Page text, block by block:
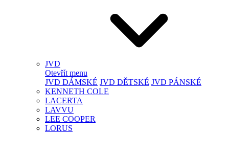
JVD
Otevřít menu
JVD DÁMSKÉ JVD DĚTSKÉ JVD PÁNSKÉ
KENNETH COLE
LACERTA
LAVVU
LEE COOPER
LORUS